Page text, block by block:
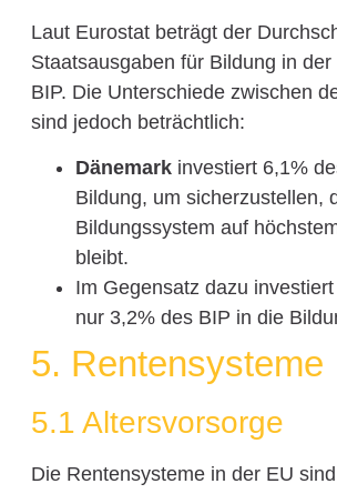
Laut Eurostat beträgt der
Staatsausgaben für Bildung in
BIP. Die Unterschiede zwischen
sind jedoch beträchtlich:
Dänemarkinvestiert 6,1%
Bildung, um sicherzustellen,
Bildungssystem auf
bleibt.
Im Gegensatz dazu investiert
nur 3,2% des BIP in die
5. Rentensysteme
5.1 Altersvorsorge
Die Rentensysteme in der EU